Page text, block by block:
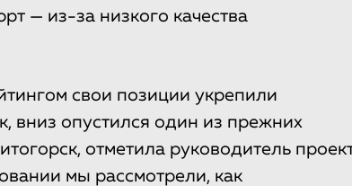
— из-за низкого качества
свои позиции укрепили
вниз опустился один из прежних
отметила руководитель
мы рассмотрели, как